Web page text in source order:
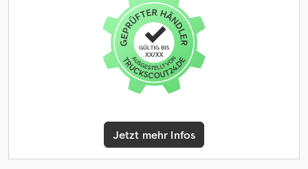
Radio, Rapstrennmesser links - hydraulisch, Rapstrennmesser
rechts - hydraulisch, Reversiereinrichtung, Rotor,
Rundumleuchte, Spreuverteiler, Schneidwerk, Hektarzähler, GPS
System (Empfänger), Feuchtemessung, konventioneller Verteiler,
Siebkastenhangausgleich_____Schneidwerk 10,70m, incl.
Transportwagen, Klima, Radio,Bordcomputer, Laserpilot, Verlust-
und Ertragsmessung, ha-Zähler, Rückfahrkamera,Lagerort:Kunde
Jetzt mehr Infos